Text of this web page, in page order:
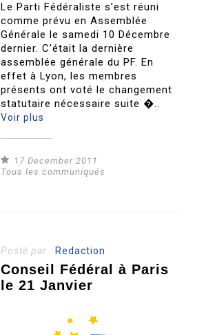
Le Parti Fédéraliste s’est réuni
comme prévu en Assemblée
Générale le samedi 10 Décembre
dernier. C’était la dernière
assemblée générale du PF. En
effet à Lyon, les membres
présents ont voté le changement
statutaire nécessaire suite �..
Voir plus
17 December 2011
Tous les communiqués
Posté par : Redaction
Conseil Fédéral à Paris
le 21 Janvier